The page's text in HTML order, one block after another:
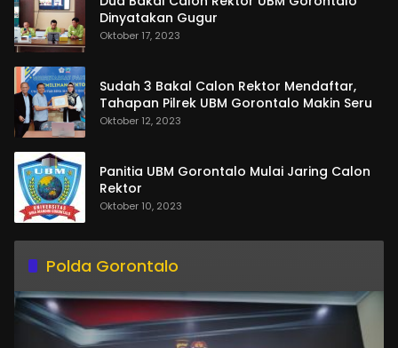
Dinyatakan Gugur
Oktober 17, 2023
Sudah 3 Bakal Calon Rektor Mendaftar,
Tahapan Pilrek UBM Gorontalo Makin Seru
Oktober 12, 2023
Panitia UBM Gorontalo Mulai Jaring Calon
Rektor
Oktober 10, 2023
Polda Gorontalo